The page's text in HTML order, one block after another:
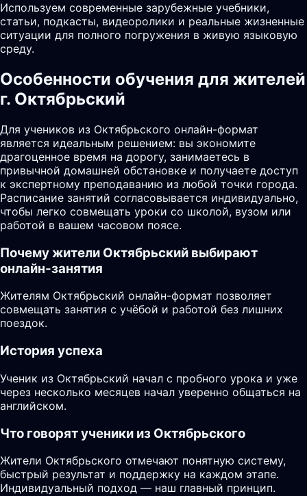
Используем современные зарубежные учебники,
статьи, подкасты, видеоролики и реальные жизненные
ситуации для полного погружения в живую языковую
среду.
Особенности обучения для жителей
г. Октябрьский
Для учеников из Октябрьского онлайн-формат
является идеальным решением: вы экономите
драгоценное время на дорогу, занимаетесь в
привычной домашней обстановке и получаете доступ
к экспертному преподаванию из любой точки города.
Расписание занятий согласовывается индивидуально,
чтобы легко совмещать уроки со школой, вузом или
работой в вашем часовом поясе.
Почему жители Октябрьский выбирают
онлайн-занятия
Жителям Октябрьский онлайн-формат позволяет
совмещать занятия с учёбой и работой без лишних
поездок.
История успеха
Ученик из Октябрьский начал с пробного урока и уже
через несколько месяцев начал уверенно общаться на
английском.
Что говорят ученики из Октябрьского
Жители Октябрьского отмечают понятную систему,
быстрый результат и поддержку на каждом этапе.
Индивидуальный подход — наш главный принцип.